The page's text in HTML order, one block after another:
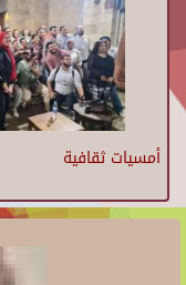
أمسيات ثقافية